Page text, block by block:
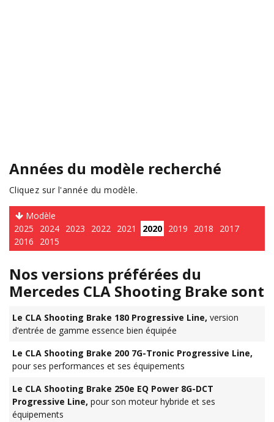
Années du modèle recherché
Cliquez sur l'année du modèle.
Modèle
2025
2024 2023 2022 2021 2020 2019 2018
2017
2016
2015
Nos versions préférées du
Mercedes CLA Shooting Brake sont
Le CLA Shooting Brake 180 Progressive Line, version
d’entrée de gamme essence bien équipée
Le CLA Shooting Brake 200 7G-Tronic Progressive Line,
pour ses performances et ses équipements
Le CLA Shooting Brake 250e EQ Power 8G-DCT
Progressive Line, pour son moteur hybride et ses
équipements